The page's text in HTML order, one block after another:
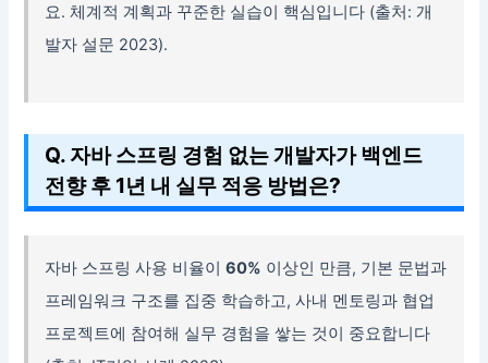
요. 체계적 계획과 꾸준한 실습이 핵심입니다 (출처: 개
발자 설문 2023).
Q. 자바 스프링 경험 없는 개발자가 백엔드
전향 후 1년 내 실무 적응 방법은?
자바 스프링 사용 비율이60% 이상인 만큼, 기본 문법과
프레임워크 구조를 집중 학습하고, 사내 멘토링과 협업
프로젝트에 참여해 실무 경험을 쌓는 것이 중요합니다